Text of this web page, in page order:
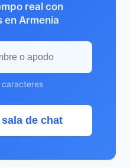
real con
en Armenia
de chat